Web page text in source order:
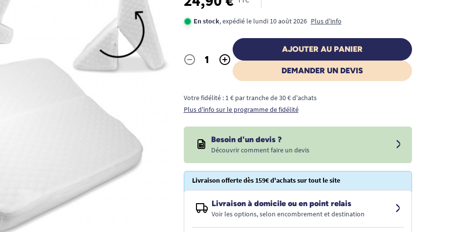
En stock, expédié le lundi 10 août 2026 Plus d'info
Quantité
- +
AJOUTER AU PANIER
DEMANDER UN DEVIS
Votre fidélité : 1 € par tranche de 30 € d'achats
Plus d'info sur le programme de fidélité
Besoin d'un devis ?
Découvrir comment faire un devis
Livraison offerte dès 159€ d'achats sur tout le site
Livraison à domicile ou en point relais
Voir les options, selon encombrement et destination